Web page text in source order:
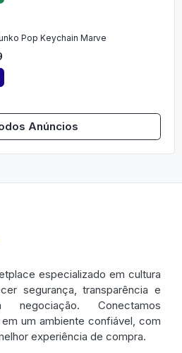
Pop Keychain Marve
Anúncios
especializado em cultura
segurança, transparência e
Conectamos
um ambiente confiável, com
experiência de compra.